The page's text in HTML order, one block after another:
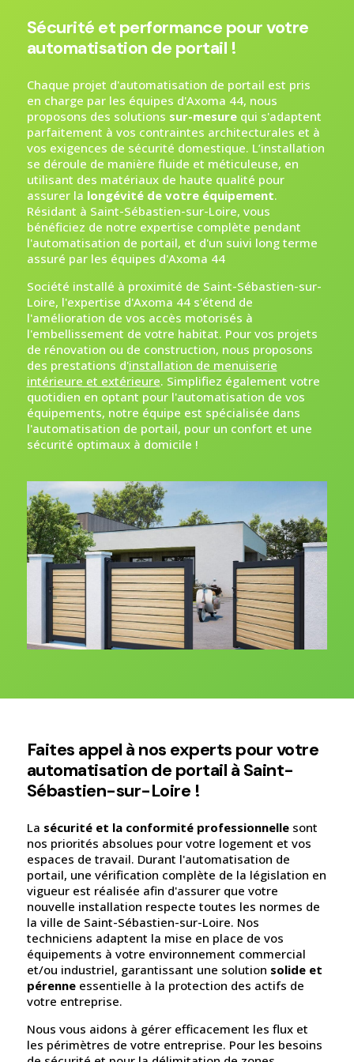
Sécurité et performance pour votre
automatisation de portail !
Chaque projet d'automatisation de portail est pris
en charge par les équipes d'Axoma 44, nous
proposons des solutions sur-mesurequi s'adaptent
parfaitement à vos contraintes architecturales et à
vos exigences de sécurité domestique. L’installation
se déroule de manière fluide et méticuleuse, en
utilisant des matériaux de haute qualité pour
assurer la longévité de votre équipement.
Résidant à Saint-Sébastien-sur-Loire, vous
bénéficiez de notre expertise complète pendant
l'automatisation de portail, et d'un suivi long terme
assuré par les équipes d'Axoma 44
Société installé à proximité de Saint-Sébastien-sur-
Loire, l'expertise d'Axoma 44 s'étend de
l'amélioration de vos accès motorisés à
l'embellissement de votre habitat. Pour vos projets
de rénovation ou de construction, nous proposons
des prestations d'installation de menuiserie
intérieure et extérieure. Simplifiez également votre
quotidien en optant pour l'automatisation de vos
équipements, notre équipe est spécialisée dans
l'automatisation de portail, pour un confort et une
sécurité optimaux à domicile !
Faites appel à nos experts pour votre
automatisation de portail à Saint-
Sébastien-sur-Loire !
La sécurité et la conformité professionnellesont
nos priorités absolues pour votre logement et vos
espaces de travail. Durant l'automatisation de
portail, une vérification complète de la législation en
vigueur est réalisée afin d'assurer que votre
nouvelle installation respecte toutes les normes de
la ville de Saint-Sébastien-sur-Loire. Nos
techniciens adaptent la mise en place de vos
équipements à votre environnement commercial
et/ou industriel, garantissant une solution solide et
pérenneessentielle à la protection des actifs de
votre entreprise.
Nous vous aidons à gérer efficacement les flux et
les périmètres de votre entreprise. Pour les besoins